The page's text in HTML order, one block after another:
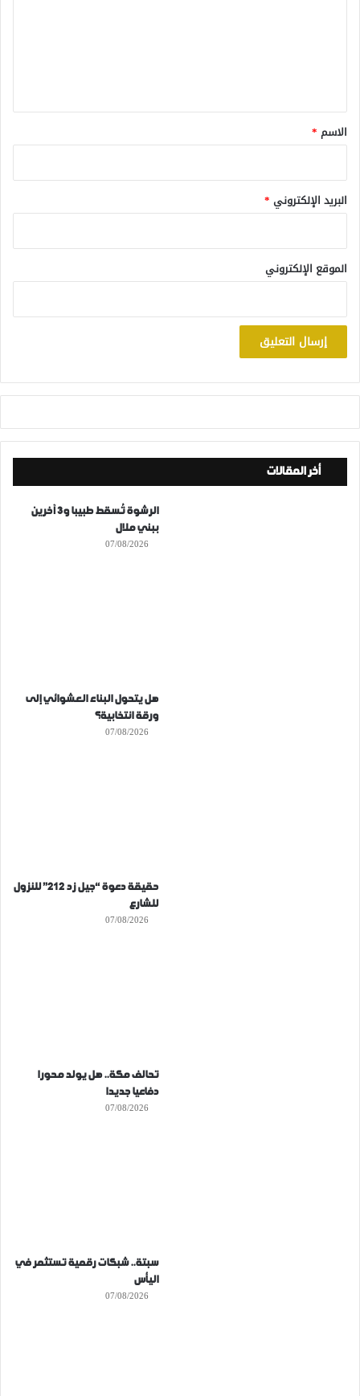
*
الاسم *
البريد الإلكتروني *
الموقع الإلكتروني
أخر المقالات
الرشوة تُسقط طبيبا و3 آخرين
ببني ملال
07/08/2026
هل يتحول البناء العشوائي إلى
ورقة انتخابية؟
07/08/2026
حقيقة دعوة “جيل زد 212” للنزول
للشارع
07/08/2026
تحالف مكة.. هل يولد محورا
دفاعيا جديدا
07/08/2026
سبتة.. شبكات رقمية تستثمر في
اليأس
07/08/2026